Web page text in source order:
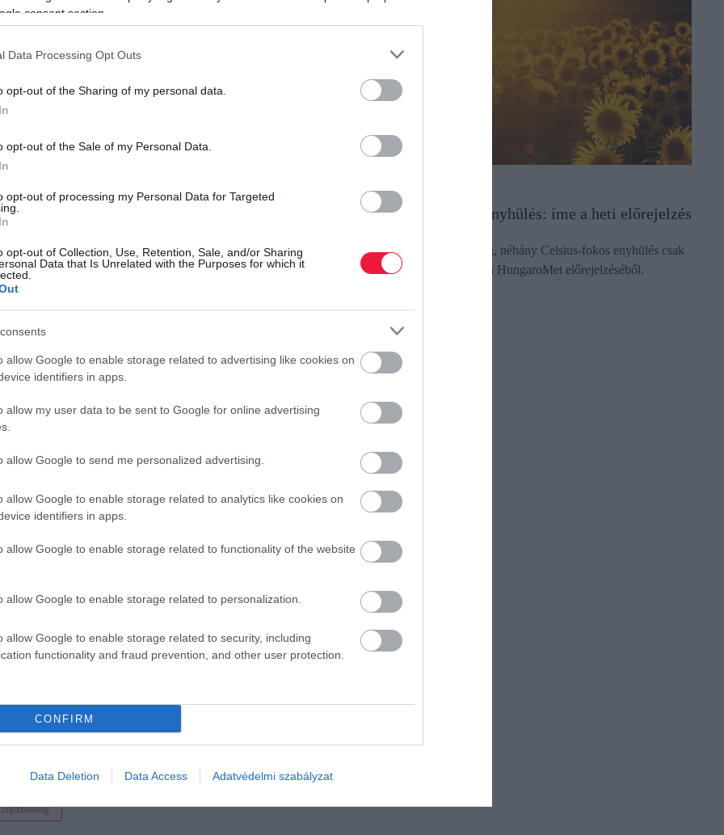
consent section.
Data Processing Opt Outs
opt-out of the Sharing of my personal data.
opt-out of the Sale of my Personal Data.
opt-out of processing my Personal Data for Targeted
opt-out of Collection, Use, Retention, Sale, and/or Sharing
Data that Is Unrelated with the Purposes for which it
allow Google to enable storage related to advertising like cookies on
identifiers in apps.
allow my user data to be sent to Google for online advertising
allow Google to send me personalized advertising.
allow Google to enable storage related to analytics like cookies on
identifiers in apps.
allow Google to enable storage related to functionality of the website
allow Google to enable storage related to personalization.
allow Google to enable storage related to security, including
functionality and fraud prevention, and other user protection.
CONFIRM
Data Deletion Data Access Adatvédelmi szabályzat
átvállalja a kezelési költséget, valamint - a legtöbb
és alacsony költségű finanszírozást jelentenek a
által működtetett Széchenyi Kártya Program keretében
összesen 321 milliárd forintos idei forrással.
a mikrovállalkozások, köztük a kezdő
forintos hitelre legalább egy lezárt üzleti évvel
rövidebb folyósítási idővel lehet hozzájutni, míg a
módszerüket alkalmazzák. A konstrukciók saját erő
elegendő egy kötelező kezes és a garanciaszervezet
összegű hitel esetében van szükség.
elején történik meg.
nehezebben hozzáférő agrárvállalkozások
termelői piacok folyamatos ellátását szolgálják. A
a hitel felhasználását nem szükséges számlákkal vagy
évi fix 3 százalék, az állam emellett 100
esetben az Agrár-Vállalkozási Hitelgarancia
a miniszter.
lehet majd benyújtani, a regisztráló irodák, illetve a
valamint a konstrukciók részletes feltételeiről a
Ekkor jöhet egy kis enyhülés: íme a heti előrejelzés
Hétvégéig marad a forróság, néhány Celsius-fokos enyhülés csak
szombattól jöhet - derül ki a HungaroMet előrejelzéséből.